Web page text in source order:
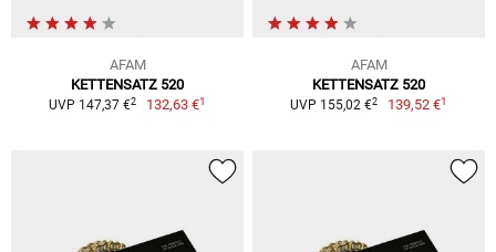
AFAM
KETTENSATZ 520
UVP 147,37 €2 132,63 €1
AFAM
KETTENSATZ 520
UVP 155,02 €2 139,52 €1